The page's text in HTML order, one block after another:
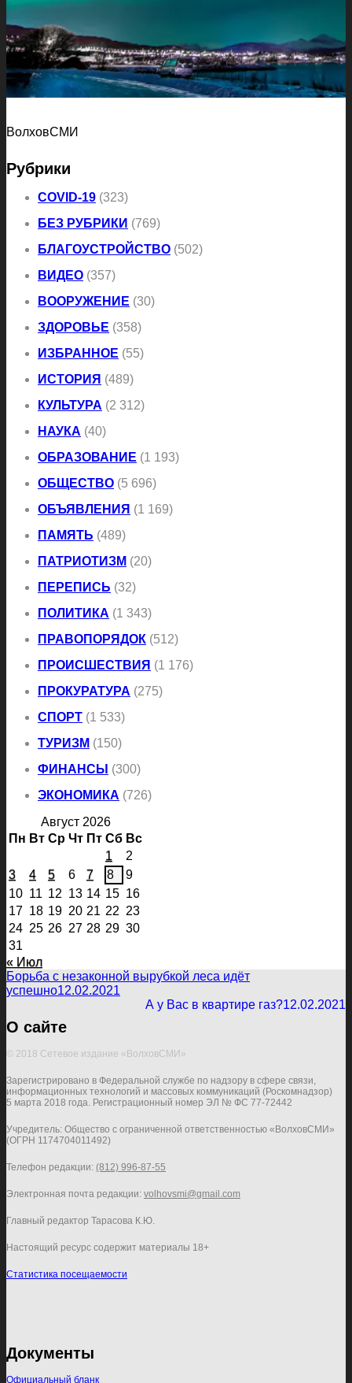
ВолховСМИ
Рубрики
COVID-19 (323)
БЕЗ РУБРИКИ (769)
БЛАГОУСТРОЙСТВО (502)
ВИДЕО (357)
ВООРУЖЕНИЕ (30)
ЗДОРОВЬЕ (358)
ИЗБРАННОЕ (55)
ИСТОРИЯ (489)
КУЛЬТУРА (2 312)
НАУКА (40)
ОБРАЗОВАНИЕ (1 193)
ОБЩЕСТВО (5 696)
ОБЪЯВЛЕНИЯ (1 169)
ПАМЯТЬ (489)
ПАТРИОТИЗМ (20)
ПЕРЕПИСЬ (32)
ПОЛИТИКА (1 343)
ПРАВОПОРЯДОК (512)
ПРОИСШЕСТВИЯ (1 176)
ПРОКУРАТУРА (275)
СПОРТ (1 533)
ТУРИЗМ (150)
ФИНАНСЫ (300)
ЭКОНОМИКА (726)
Август 2026
Пн Вт Ср Чт Пт Сб Вс
1
2
3
4 5 6 7 8
9
10 11 12 13 14 15 16
17 18 19 20 21 22 23
24 25 26 27 28 29 30
31
« Июл
Борьба с незаконной вырубкой леса идёт
успешно12.02.2021
А у Вас в квартире газ?12.02.2021
О сайте
© 2018 Сетевое издание «ВолховСМИ»
Зарегистрировано в Федеральной службе по надзору в сфере связи,
информационных технологий и массовых коммуникаций (Роскомнадзор)
5 марта 2018 года. Регистрационный номер ЭЛ № ФС 77-72442
Учредитель: Общество с ограниченной ответственностью «ВолховСМИ»
(ОГРН 1174704011492)
Телефон редакции: (812) 996-87-55
Электронная почта редакции: volhovsmi@gmail.com
Главный редактор Тарасова К.Ю.
Настоящий ресурс содержит материалы 18+
Статистика посещаемости
Документы
Официальный бланк